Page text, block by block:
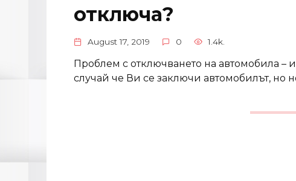
отключа?
August 17, 2019 0 1.4k.
Проблем с отключването на автомобила –
случай че Ви се заключи автомобилът, но